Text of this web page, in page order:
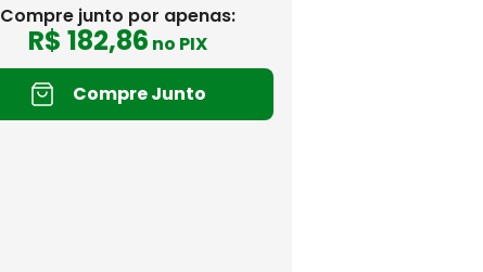
Compre junto por apenas:
R$ 182,86 no PIX
Compre Junto